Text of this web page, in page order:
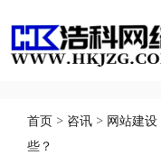
至
首页 > 咨讯 > 网站建设
些？